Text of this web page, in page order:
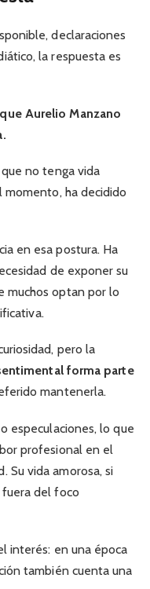
declaraciones
la respuesta es
Aurelio Manzano
no tenga vida
momento, ha decidido
en esa postura. Ha
de exponer su
muchos optan por lo
pero la
forma parte
mantenerla.
especulaciones, lo que
profesional en el
Su vida amorosa, si
del foco
interés: en una época
también cuenta una